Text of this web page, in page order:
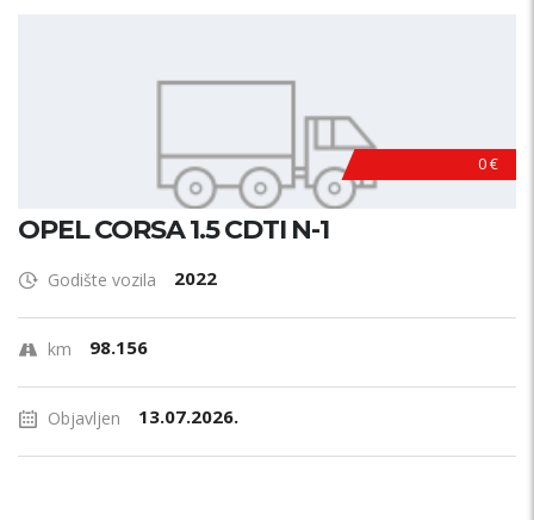
0 €
OPEL CORSA 1.5 CDTI N-1
Godište vozila 2022
km 98.156
Objavljen 13.07.2026.